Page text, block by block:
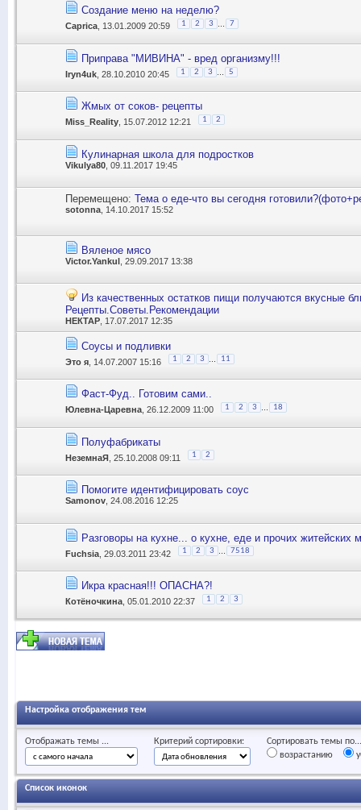
Создание меню на неделю?
Caprica , 13.01.2009 20:59 1 2 3 7
Приправа "МИВИНА" - вред организму!!!
Iryn4uk , 28.10.2010 20:45 1 2 3 5
Жмых от соков- рецепты
Miss_Reality , 15.07.2012 12:21 1 2
Кулинарная школа для подростков
Vikulya80 , 09.11.2017 19:45
Перемещено: Тема о еде-что вы сегодня
sotonna , 14.10.2017 15:52
Вяленое мясо
Victor.Yankul , 29.09.2017 13:38
Из качественных остатков пищи получаются вкусные
Рецепты.Советы.Рекомендации
НЕКТАР , 17.07.2017 12:35
Соусы и подливки
Это я , 14.07.2007 15:16 1 2 3 11
Фаст-Фуд.. Готовим сами..
Юлевна-Царевна , 26.12.2009 11:00 1 2 3 18
Полуфабрикаты
НеземнаЯ , 25.10.2008 09:11 1 2
Помогите идентифицировать соус
Samonov , 24.08.2016 12:25
Разговоры на кухне... о кухне, еде и прочих житейских
Fuchsia , 29.03.2011 23:42 1 2 3 7518
Икра красная!!! ОПАСНА?!
Котёночкина , 05.01.2010 22:37 1 2 3
Настройка отображения тем
Отображать темы ... Критерий сортировки:
Сортировать темы по...
возрастанию
Список иконок